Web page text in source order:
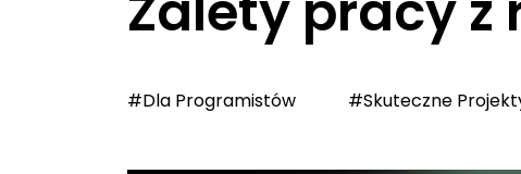
#Dla Programistów #Skuteczne